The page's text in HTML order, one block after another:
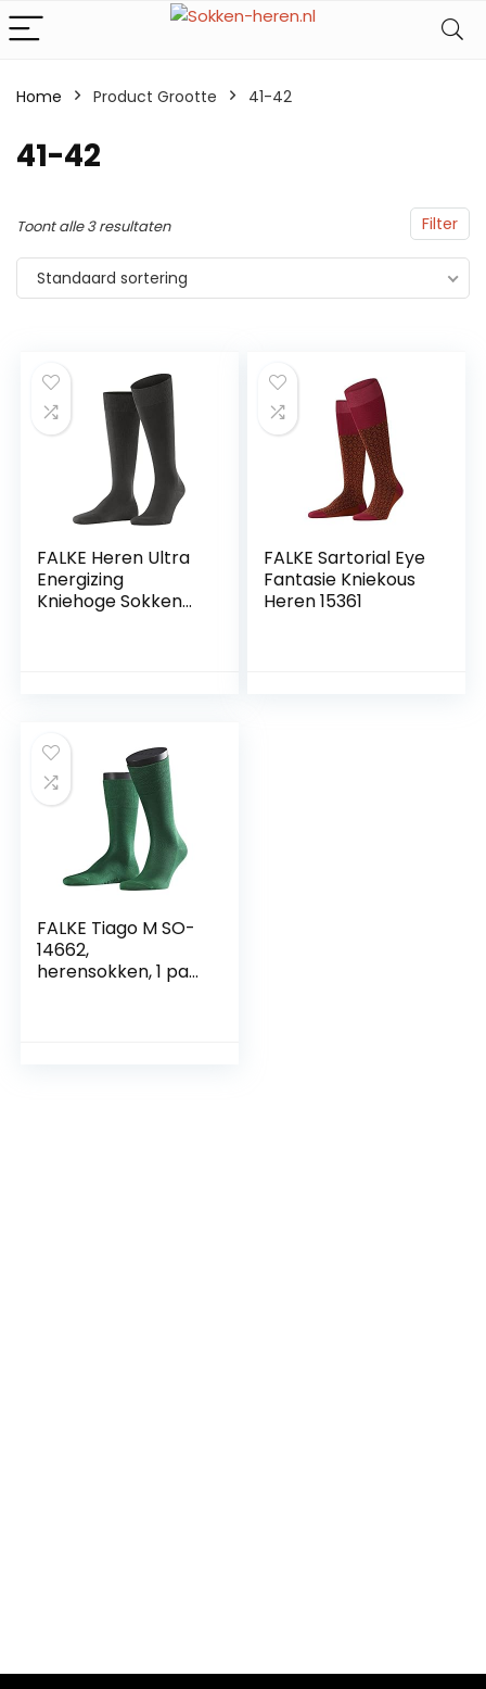
Home Product Grootte ‎41-42
‎41-42
Filter
Toont alle 3 resultaten
Standaard sortering
FALKE Heren Ultra
Energizing
Kniehoge Sokken
verkwikking van de
benen 1 Paar
FALKE Sartorial Eye
Fantasie Kniekous
Heren 15361
FALKE Tiago M SO-
14662,
herensokken, 1 pak,